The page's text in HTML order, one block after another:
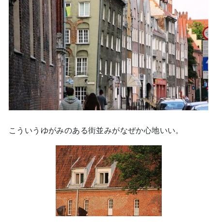
こういうゆがみのある街並みがなぜか心地いい。